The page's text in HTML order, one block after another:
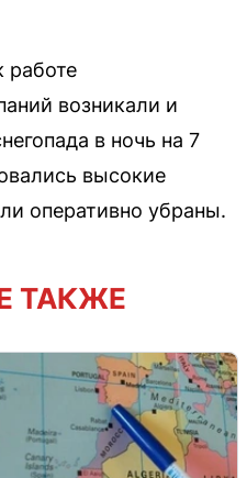
работе
возникали и
в ночь на 7
высокие
оперативно убраны.
ТАКЖЕ